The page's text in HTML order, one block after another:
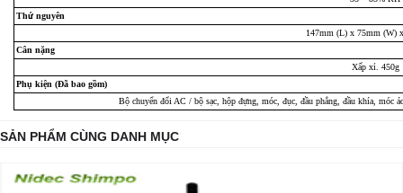
Thứ nguyên
147mm (L) x 75mm (W)
Cân nặng
Xấp xỉ. 450g
Phụ kiện (Đã bao gồm)
Bộ chuyển đổi AC / bộ sạc, hộp đựng, móc, đục, đầu phẳng, đầu khía, móc
SẢN PHẨM CÙNG DANH MỤC